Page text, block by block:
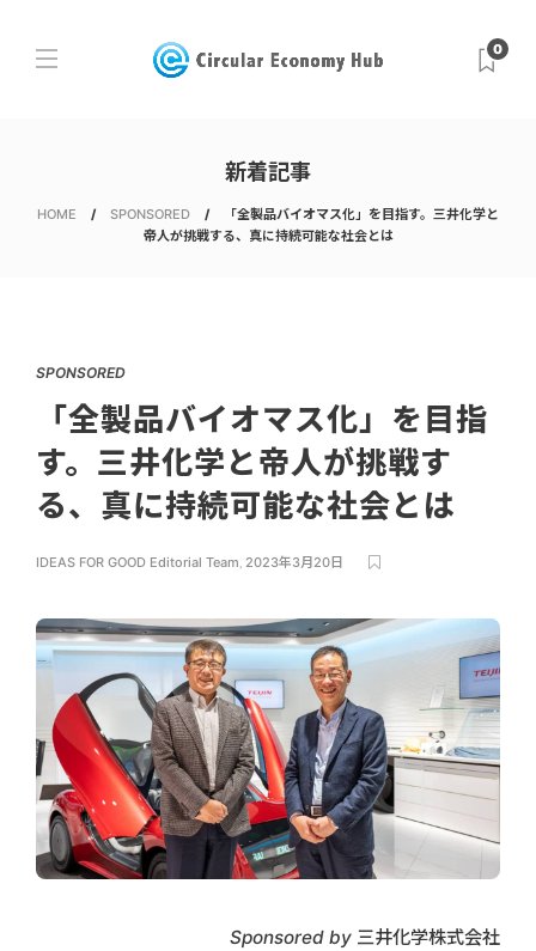
0
新着記事
HOME SPONSORED
「全製品バイオマス化」を目指す。三井化学と
帝人が挑戦する、真に持続可能な社会とは
SPONSORED
「全製品バイオマス化」を目指
す。三井化学と帝人が挑戦す
る、真に持続可能な社会とは
IDEAS FOR GOOD Editorial Team, 2023年3月20日
Sponsored by 三井化学株式会社